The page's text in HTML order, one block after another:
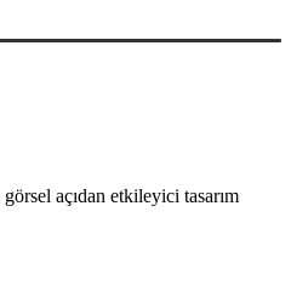
açıdan etkileyici tasarım